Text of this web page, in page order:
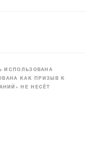
ИСПОЛЬЗОВАНА
КАК ПРИЗЫВ К
НЕ НЕСЁТ